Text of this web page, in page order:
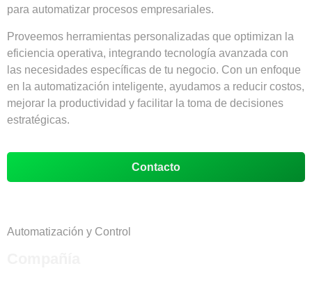
para automatizar procesos empresariales.
Proveemos herramientas personalizadas que optimizan la
eficiencia operativa, integrando tecnología avanzada con
las necesidades específicas de tu negocio. Con un enfoque
en la automatización inteligente, ayudamos a reducir costos,
mejorar la productividad y facilitar la toma de decisiones
estratégicas.
Contacto
Automatización y Control